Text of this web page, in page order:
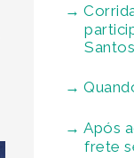
Santos
Após
frete